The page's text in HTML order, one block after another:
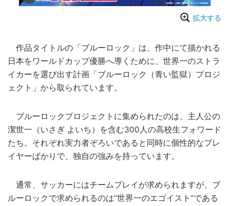
拡大する
作品タイトルの「ブルーロック」は、作中にて描かれる
日本をワールドカップ優勝へ導くために、世界一のストラ
イカーを選び出す計画「ブルーロック（青い監獄）プロジ
ェクト」から取られています。
ブルーロックプロジェクトに集められたのは、主人公の
潔世一（いさぎ よいち）を含む300人の高校生フォワード
たち。それぞれ実力者ぞろいであると同時に個性的なプレ
イヤーばかりで、独自の強みを持っています。
通常、サッカーにはチームプレイが求められますが、ブ
ルーロックで求められるのは“世界一のエゴイスト”である